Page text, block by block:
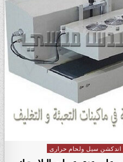
اندكشن سيل ولحام حرارى